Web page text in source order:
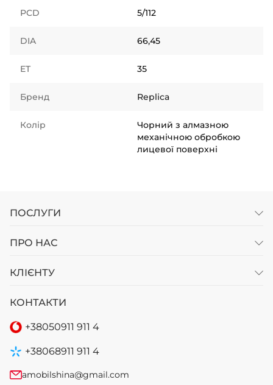
PCD 5/112
DIA 66,45
ET 35
Бренд Replica
Колір
Чорний з алмазною
механічною обробкою
лицевої поверхні
ПОСЛУГИ
ПРО НАС
КЛІЄНТУ
КОНТАКТИ
+38050911 911 4
+38068911 911 4
amobilshina@gmail.com